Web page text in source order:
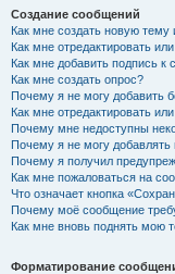
Создание сообщений
Как мне создать новую
Как мне отредактировать
Как мне добавить подпись
Как мне создать опрос?
Почему я не могу добавить
Как мне отредактировать
Почему мне недоступны
Почему я не могу добавлять
Почему я получил
Как мне пожаловаться на
Что означает кнопка
Почему моё сообщение
Как мне вновь поднять мою
Форматирование